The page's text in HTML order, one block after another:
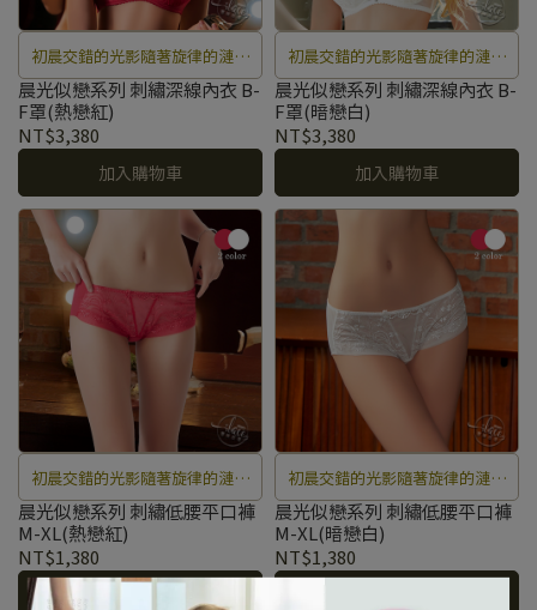
初晨交錯的光影隨著旋律的漣漪
薰染開來，隨著流光悠遊在動人
的優美戀曲中。
晨光似戀系列 刺繡深線內衣 B-
F罩(熱戀紅)
NT$3,380
加入購物車
初晨交錯的光影隨著旋律的漣漪
薰染開來，隨著流光悠遊在動人
的優美戀曲中。
晨光似戀系列 刺繡深線內衣 B-
F罩(暗戀白)
NT$3,380
加入購物車
初晨交錯的光影隨著旋律的漣漪
薰染開來，隨著流光悠遊在動人
的優美戀曲中。
晨光似戀系列 刺繡低腰平口褲
M-XL(熱戀紅)
NT$1,380
初晨交錯的光影隨著旋律的漣漪
薰染開來，隨著流光悠遊在動人
的優美戀曲中。
晨光似戀系列 刺繡低腰平口褲
M-XL(暗戀白)
NT$1,380